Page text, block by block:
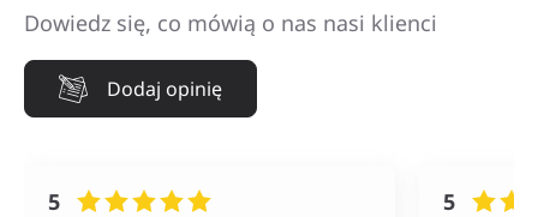
Dowiedz się, co mówią o nas nasi klienci
Dodaj opinię
5 5